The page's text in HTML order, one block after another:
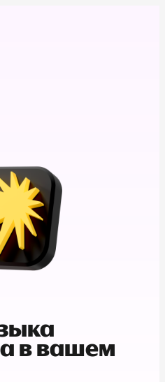
в вашем